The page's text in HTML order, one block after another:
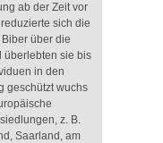
ab der Zeit vor
sich die
über die
überlebten sie bis
in den
geschützt wuchs
z. B.
Saarland, am